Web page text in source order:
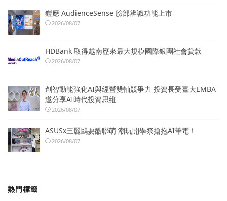
鎧應 AudienceSense 臉部辨識功能上市
2026/08/07
HDBank 取得越南歷來最大規模國際銀團社會貸款
2026/08/07
創智動能強化AI與經營雙軸競爭力 投資長受臺大EMBA
邀分享AI時代投資思維
2026/08/07
ASUSx三麗鷗耍酷聯萌 潮玩開學祭搶抱AI筆電！
2026/08/07
熱門標籤